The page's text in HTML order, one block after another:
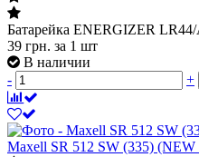
Батарейка ENERGIZER
39грн.за 1 шт
В наличии
-
+